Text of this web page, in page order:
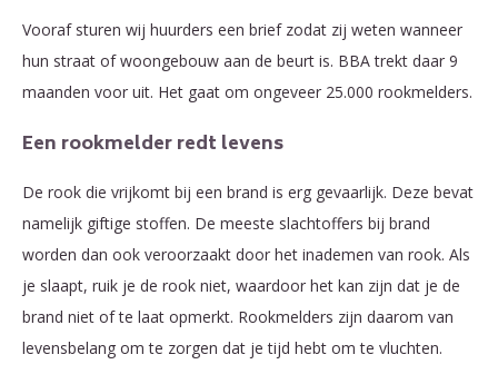
Vooraf sturen wij huurders een brief zodat zij weten wanneer
hun straat of woongebouw aan de beurt is. BBA trekt daar 9
maanden voor uit. Het gaat om ongeveer 25.000 rookmelders.
Een rookmelder redt levens
De rook die vrijkomt bij een brand is erg gevaarlijk. Deze bevat
namelijk giftige stoffen. De meeste slachtoffers bij brand
worden dan ook veroorzaakt door het inademen van rook. Als
je slaapt, ruik je de rook niet, waardoor het kan zijn dat je de
brand niet of te laat opmerkt. Rookmelders zijn daarom van
levensbelang om te zorgen dat je tijd hebt om te vluchten.